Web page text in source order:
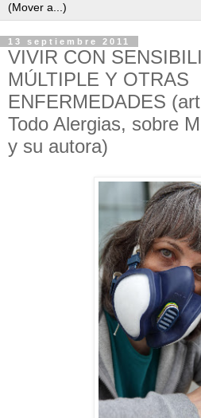
13 septiembre 2011
VIVIR CON
MÚLTIPLE Y OTRAS
ENFERMEDADES
Todo Alergias, sobre
y su autora)